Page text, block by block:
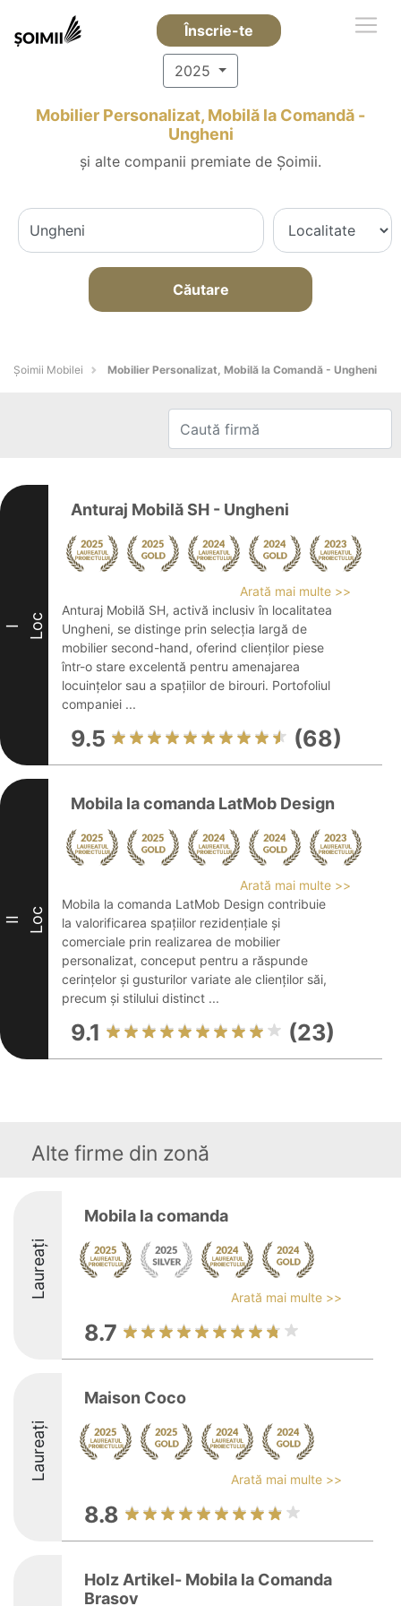
Înscrie-te
2025
Mobilier Personalizat, Mobilă la Comandă -
Ungheni
și alte companii premiate de Șoimii.
Căutare
Șoimii Mobilei Mobilier Personalizat, Mobilă la Comandă - Ungheni
I Loc
Anturaj Mobilă SH - Ungheni
Arată mai multe >>
Anturaj Mobilă SH, activă inclusiv în localitatea
Ungheni, se distinge prin selecția largă de
mobilier second-hand, oferind clienților piese
într-o stare excelentă pentru amenajarea
locuințelor sau a spațiilor de birouri. Portofoliul
companiei ...
9.5 (68)
II Loc
Mobila la comanda LatMob Design
Arată mai multe >>
Mobila la comanda LatMob Design contribuie
la valorificarea spațiilor rezidențiale și
comerciale prin realizarea de mobilier
personalizat, conceput pentru a răspunde
cerințelor și gusturilor variate ale clienților săi,
precum și stilului distinct ...
9.1 (23)
Alte firme din zonă
Laureați
Mobila la comanda
Arată mai multe >>
8.7
Laureați
Maison Coco
Arată mai multe >>
8.8
Holz Artikel- Mobila la Comanda
Brasov